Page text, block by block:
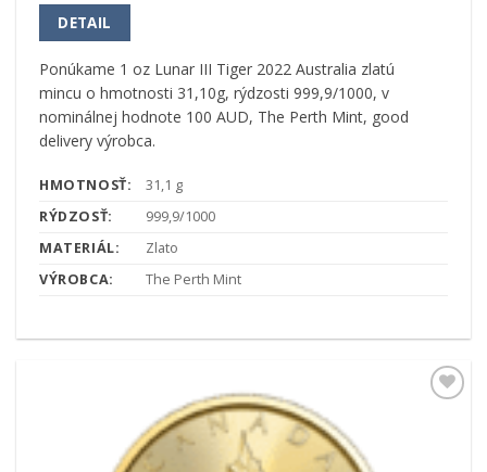
DETAIL
Ponúkame 1 oz Lunar III Tiger 2022 Australia zlatú
mincu o hmotnosti 31,10g, rýdzosti 999,9/1000, v
nominálnej hodnote 100 AUD, The Perth Mint, good
delivery výrobca.
HMOTNOSŤ:
31,1 g
RÝDZOSŤ:
999,9/1000
MATERIÁL:
Zlato
VÝROBCA:
The Perth Mint